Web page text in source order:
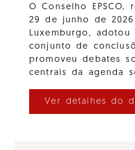
O Conselho EPSCO,
29 de junho de
Luxemburgo, adotou
conjunto de
promoveu debates
centrais da agenda
Ver detalhes do